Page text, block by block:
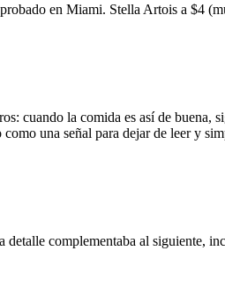
en Miami. Stella Artois a $4
cuando la comida es así de
una señal para dejar de leer y
complementaba al siguiente,